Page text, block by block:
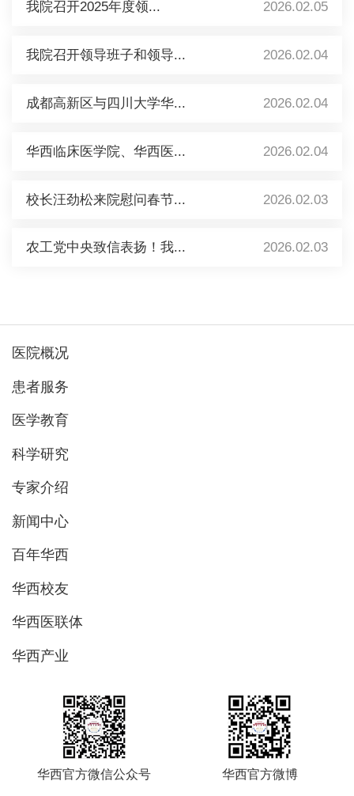
我院召开2025年度领... 2026.02.05
我院召开领导班子和领导... 2026.02.04
成都高新区与四川大学华... 2026.02.04
华西临床医学院、华西医... 2026.02.04
校长汪劲松来院慰问春节... 2026.02.03
农工党中央致信表扬！我... 2026.02.03
医院概况
患者服务
医学教育
科学研究
专家介绍
新闻中心
百年华西
华西校友
华西医联体
华西产业
华西官方微信公众号 华西官方微博